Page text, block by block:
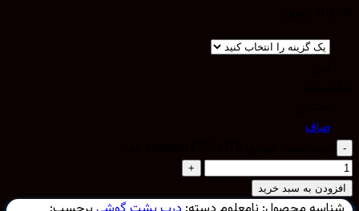
درب پشت هواوی Huawei P30 LITE عدد
به سبد خرید